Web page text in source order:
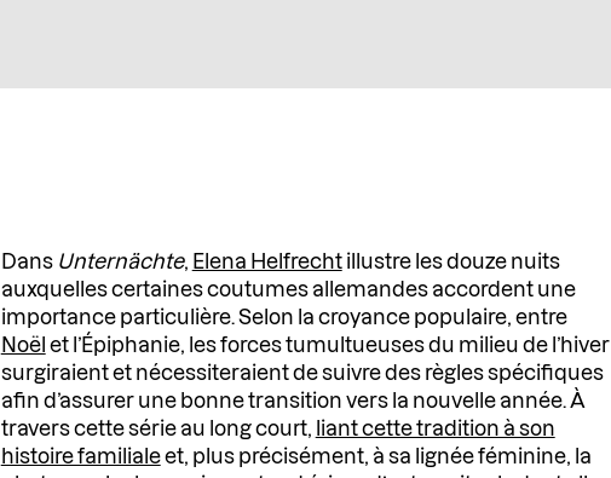
Dans Unternächte, Elena Helfrechtillustre les douze nuits
auxquelles certaines coutumes allemandes accordent une
importance particulière. Selon la croyance populaire, entre
Noël et l’Épiphanie, les forces tumultueuses du milieu de l’hiver
surgiraient et nécessiteraient de suivre des règles spécifiques
afin d’assurer une bonne transition vers la nouvelle année. À
travers cette série au long court, liant cette tradition à son
histoire familialeet, plus précisément, à sa lignée féminine, la